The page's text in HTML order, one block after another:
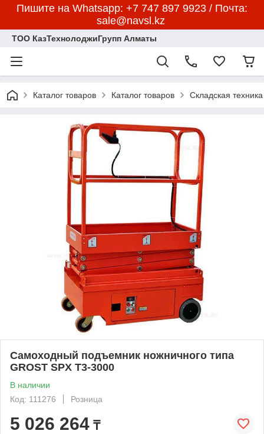
Пишите на Whatsapp: +7 747 897 9923 / Почта:
sale@navsl.kz
ТОО КазТехнолоджиГрупп Алматы
Каталог товаров Каталог товаров Складская техника
Самоходный подъемник ножничного типа
GROST SPX T3-3000
В наличии
Код: 111276
Розница
5 026 264 ₸